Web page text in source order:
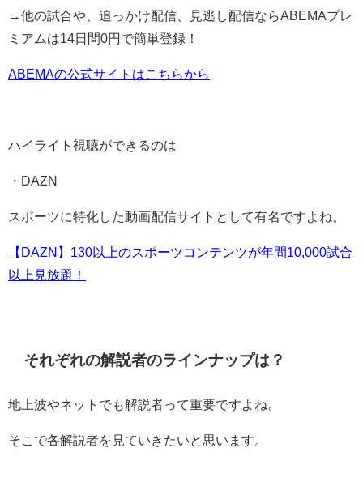
→他の試合や、追っかけ配信、見逃し配信ならABEMAプレ
ミアムは14日間0円で簡単登録！
ABEMAの公式サイトはこちらから
ハイライト視聴ができるのは
・DAZN
スポーツに特化した動画配信サイトとして有名ですよね。
【DAZN】130以上のスポーツコンテンツが年間10,000試合
以上見放題！
それぞれの解説者のラインナップは？
地上波やネットでも解説者って重要ですよね。
そこで各解説者を見ていきたいと思います。